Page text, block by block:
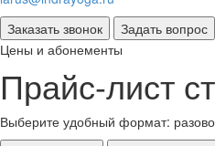
Цены и абонементы
Прайс-лист
Выберите удобный формат: